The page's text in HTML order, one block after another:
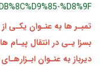
%D8%9F
تمبـر ها به عنـوان یکـی
بسزا یـی در انتقال پیـام‌ ها
دیرباز به عنـوان